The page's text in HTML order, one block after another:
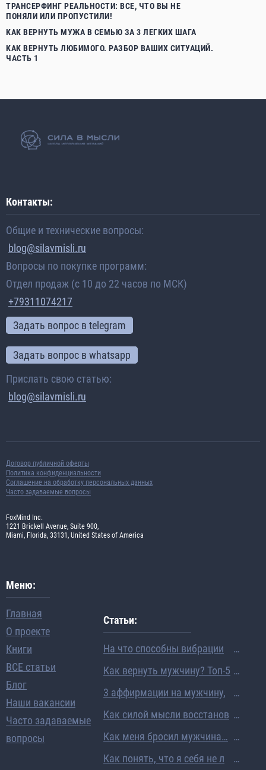
ТРАНСЕРФИНГ РЕАЛЬНОСТИ: ВСЕ, ЧТО ВЫ НЕ
ПОНЯЛИ ИЛИ ПРОПУСТИЛИ!
КАК ВЕРНУТЬ МУЖА В СЕМЬЮ ЗА 3 ЛЕГКИХ ШАГА
КАК ВЕРНУТЬ ЛЮБИМОГО. РАЗБОР ВАШИХ СИТУАЦИЙ.
ЧАСТЬ 1
Контакты:
Общие и технические вопросы:
blog@silavmisli.ru
Вопросы по покупке программ:
Отдел продаж (с 10 до 22 часов по МСК)
+79311074217
Задать вопрос в telegram
Задать вопрос в whatsapp
Прислать свою статью:
blog@silavmisli.ru
Договор публичной оферты
Политика конфиденциальности
Соглашение на обработку персональных данных
Часто задаваемые вопросы
FoxMind Inc.
1221 Brickell Avenue, Suite 900,
Miami, Florida, 33131, United States of America
Меню:
Главная
О проекте
Книги
ВСЕ статьи
Блог
Наши вакансии
Часто задаваемые
вопросы
Статьи:
На что способны вибрации
человека: ученые раскрыли
Как вернуть мужчину? Топ-5
вопросов про восстановлен
3 аффирмации на мужчину,
которые помогли мне выйт
Как силой мысли восстанов
ить отношения, даже если о
Как меня бросил мужчина…
Очень личная история
Как понять, что я себя не л